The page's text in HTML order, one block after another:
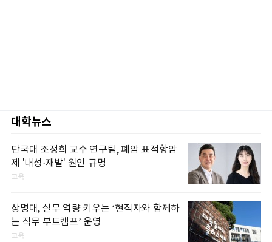
대학뉴스
단국대 조정희 교수 연구팀, 폐암 표적항암
제 '내성·재발' 원인 규명
교육
상명대, 실무 역량 키우는 ‘현직자와 함께하
는 직무 부트캠프’ 운영
교육